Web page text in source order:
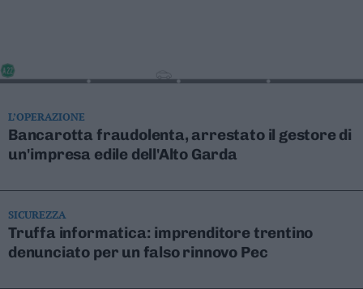
Fassa
Giudicarie
–
Adige
–
Südtirol
L’OPERAZIONE
Bancarotta fraudolenta, arrestato il gestore di
un'impresa edile dell'Alto Garda
SICUREZZA
Truffa informatica: imprenditore trentino
denunciato per un falso rinnovo Pec